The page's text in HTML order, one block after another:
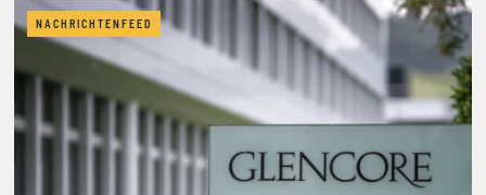
NACHRICHTENFEED